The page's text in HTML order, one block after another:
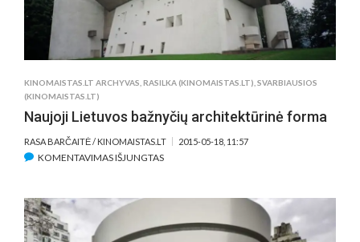
ŽIRGŲ
KINOMAISTAS.LT ARCHYVAS RASILKA (KINOMAISTAS.LT) SVARBIAUSIOS
(KINOMAISTAS.LT)
Naujoji Lietuvos bažnyčių architektūrinė forma
RASA BARČAITĖ / KINOMAISTAS.LT 2015-05-18, 11:57
KOMENTAVIMAS IŠJUNGTASĮRAŠE
ARCHITEKTŪRINĖ